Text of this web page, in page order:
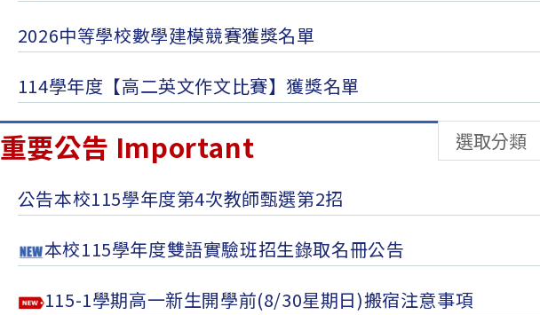
2026中等學校數學建模競賽獲獎名單
114學年度【高二英文作文比賽】獲獎名單
類
重要公告 Important
公告本校115學年度第4次教師甄選第2招
本校115學年度雙語實驗班招生錄取名冊公告
115-1學期高一新生開學前(8/30星期日)搬宿注意事項